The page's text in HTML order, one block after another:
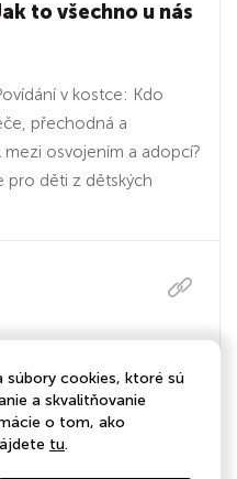
to všechno u nás
v kostce: Kdo
přechodná a
osvojením a adopcí?
pro děti z dětských
Děti patří domů,
súbory cookies, ktoré sú
a skvalitňovanie
o tom, ako
tu.